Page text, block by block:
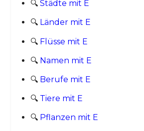
🔍 Städte mit E
🔍 Länder mit E
🔍 Flüsse mit E
🔍 Namen mit E
🔍 Berufe mit E
🔍 Tiere mit E
🔍 Pflanzen mit E